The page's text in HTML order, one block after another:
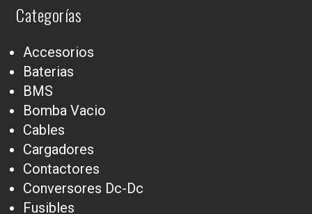
Categorías
Accesorios
Baterias
BMS
Bomba Vacio
Cables
Cargadores
Contactores
Conversores Dc-Dc
Fusibles